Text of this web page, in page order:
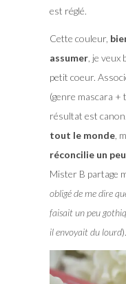
est réglé.
Cette couleur,
assumer, je veux
petit coeur.
(genre mascara +
résultat est canon.
tout le monde,
réconcilie un
Mister B partage
obligé de me dire
faisait un peu
il envoyait du lourd).